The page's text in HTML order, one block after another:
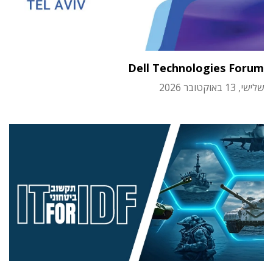
Dell Technologies Forum
שלישי, 13 באוקטובר 2026